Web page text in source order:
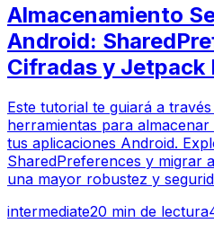
Almacenamiento
Android:
Cifradas y Jetpack
Este tutorial te guiará a
herramientas para
tus aplicaciones Android.
SharedPreferences y migrar
una mayor robustez y
intermediate20 min de lectura